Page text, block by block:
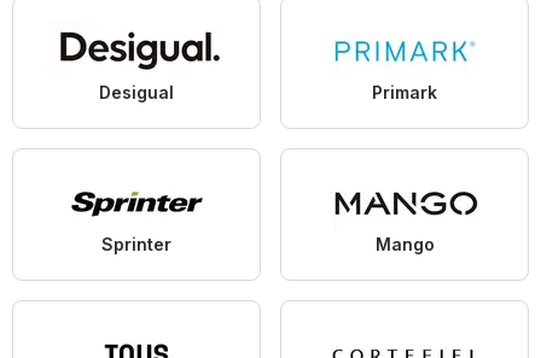
Desigual Primark
Sprinter Mango